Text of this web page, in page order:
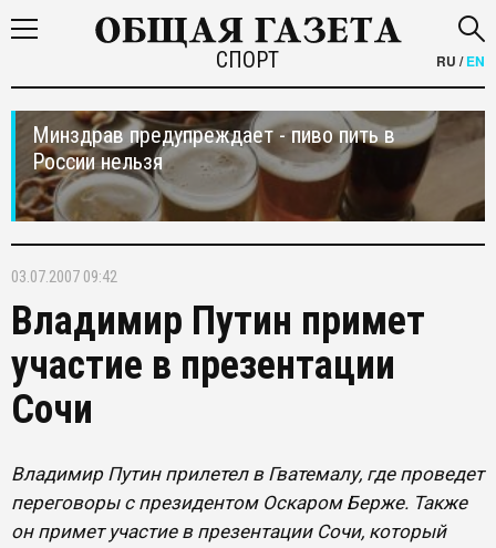
СПОРТ RU /EN
Минздрав предупреждает - пиво пить в
России нельзя
03.07.2007 09:42
Владимир Путин примет
участие в презентации
Сочи
Владимир Путин прилетел в Гватемалу, где проведет
переговоры с президентом Оскаром Берже. Также
он примет участие в презентации Сочи, который